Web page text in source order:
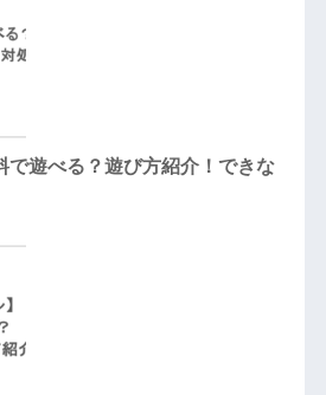
で遊べる？遊び方紹介！できな